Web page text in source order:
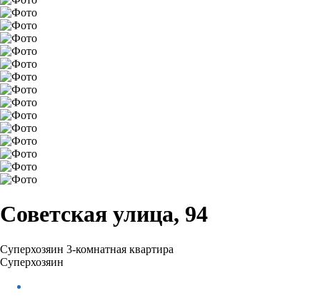
Советская улица, 94
Суперхозяин 3-комнатная квартира
Суперхозяин